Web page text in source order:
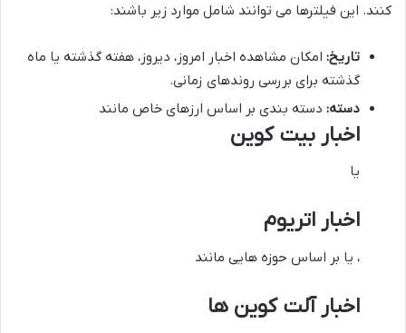
کنند. این فیلترها می توانند شامل موارد زیر باشند:
تاریخ: امکان مشاهده اخبار امروز، دیروز، هفته گذشته یا ماه
گذشته برای بررسی روندهای زمانی.
دسته: دسته بندی بر اساس ارزهای خاص مانند
اخبار بیت کوین
یا
اخبار اتریوم
، یا بر اساس حوزه هایی مانند
اخبار آلت کوین ها